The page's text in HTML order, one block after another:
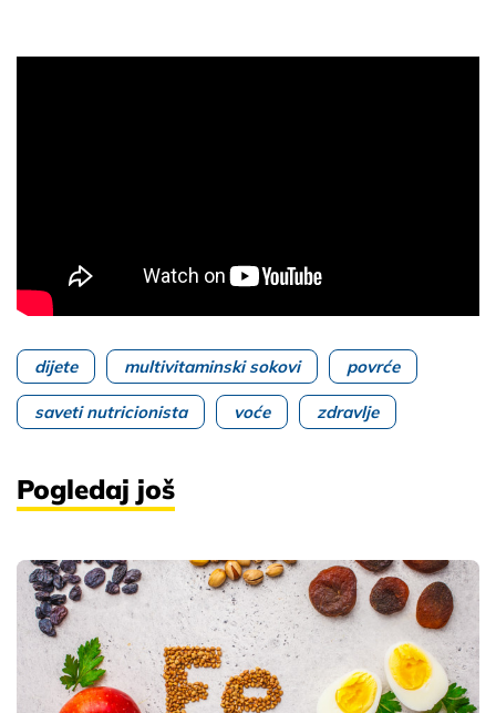
dijete multivitaminski sokovi povrće
saveti nutricionista voće zdravlje
Pogledaj još